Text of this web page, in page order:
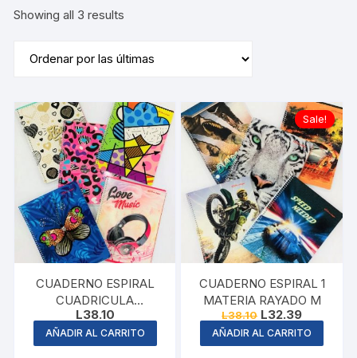
Showing all 3 results
latest
CUADERNO ESPIRAL
CUADRICULA
FEMENINO
L38.10
AÑADIR AL CARRITO
Sale!
CUADERNO ESPIRAL 1
MATERIA RAYADO M
L38.10 Original
price
was:
L38.10.
L32.39Current
price
is:
L32.39.
AÑADIR AL CARRITO